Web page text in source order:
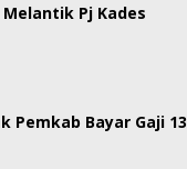
Pj Kades
Pemkab Bayar Gaji 13